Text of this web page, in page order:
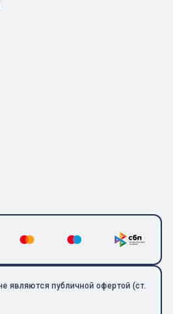
являются публичной офертой (ст.